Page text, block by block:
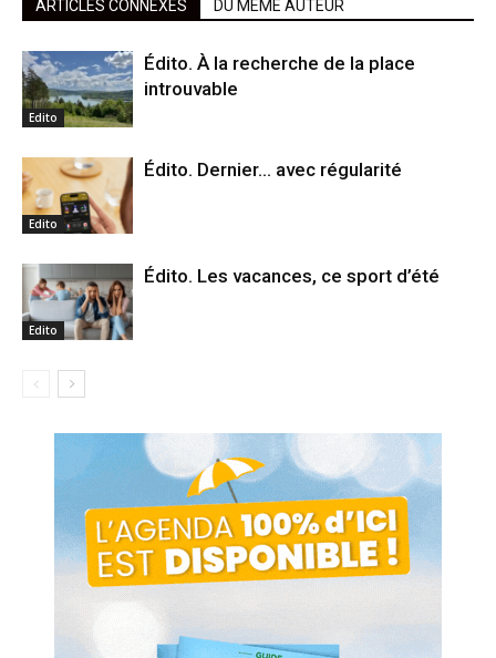
ARTICLES CONNEXES DU MÊME AUTEUR
Edito
Édito. À la recherche de la place
introuvable
Edito
Édito. Dernier… avec régularité
Edito
Édito. Les vacances, ce sport d’été